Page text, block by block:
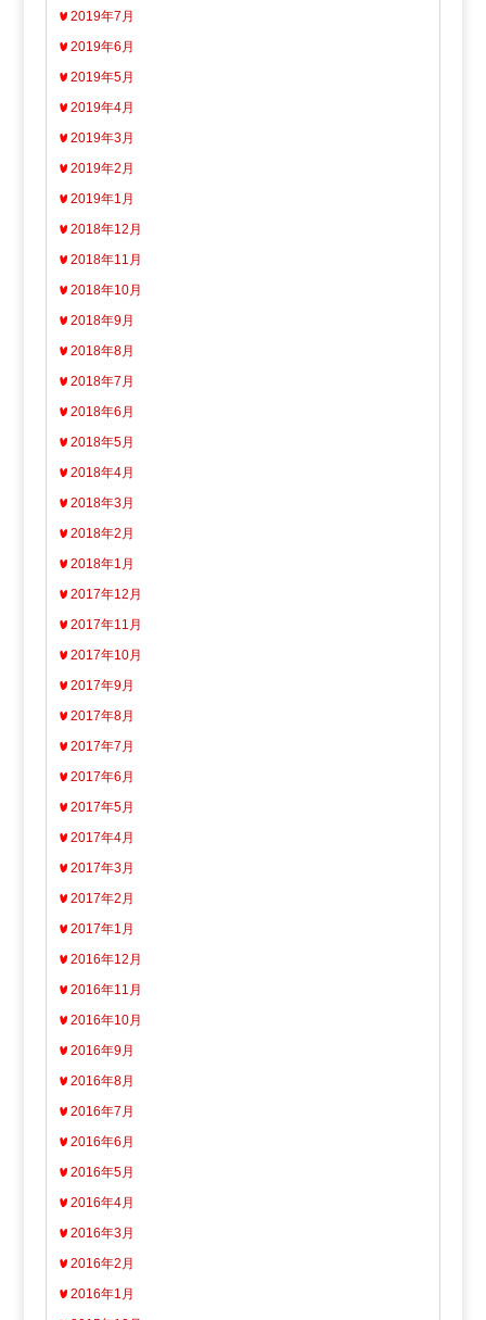
2019年7月
2019年6月
2019年5月
2019年4月
2019年3月
2019年2月
2019年1月
2018年12月
2018年11月
2018年10月
2018年9月
2018年8月
2018年7月
2018年6月
2018年5月
2018年4月
2018年3月
2018年2月
2018年1月
2017年12月
2017年11月
2017年10月
2017年9月
2017年8月
2017年7月
2017年6月
2017年5月
2017年4月
2017年3月
2017年2月
2017年1月
2016年12月
2016年11月
2016年10月
2016年9月
2016年8月
2016年7月
2016年6月
2016年5月
2016年4月
2016年3月
2016年2月
2016年1月